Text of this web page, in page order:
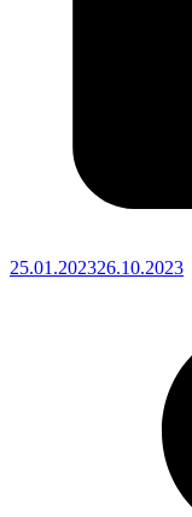
25.01.202326.10.2023